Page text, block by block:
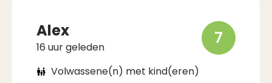
Alex
16 uur geleden 7
Volwassene(n) met kind(eren)